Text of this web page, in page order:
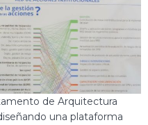
de Arquitectura
una plataforma